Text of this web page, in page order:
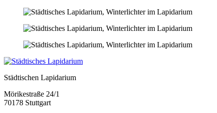
Städtischen Lapidarium
Mörikestraße 24/1
70178 Stuttgart